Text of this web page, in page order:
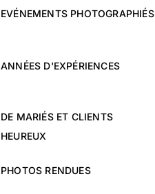
EVÉNEMENTS PHOTOGRAPHIÉS
ANNÉES D'EXPÉRIENCES
DE MARIÉS ET CLIENTS
HEUREUX
PHOTOS RENDUES